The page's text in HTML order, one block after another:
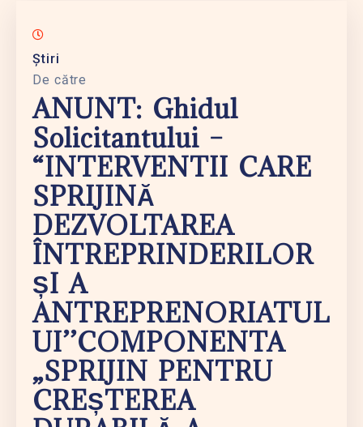
Știri
De către
ANUNT: Ghidul
Solicitantului –
“INTERVENTII CARE
SPRIJINĂ
DEZVOLTAREA
ÎNTREPRINDERILOR
ȘI A
ANTREPRENORIATUL
UI’’COMPONENTA
„SPRIJIN PENTRU
CREȘTEREA